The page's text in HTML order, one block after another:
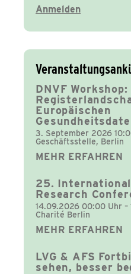
DNVF
Europäischen
3. September 2026
Geschäftsstelle, Berlin
MEHR ERFAHREN
25.
Research
14.09.2026 00:00 Uhr
Charité Berlin
MEHR ERFAHREN
LVG & AFS
sehen, besser